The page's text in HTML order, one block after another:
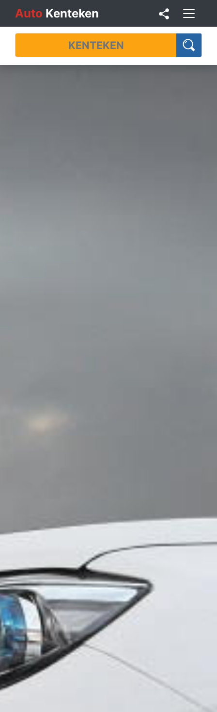
Auto Kenteken